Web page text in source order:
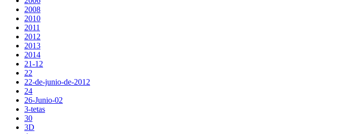
2008
2010
2011
2012
2013
2014
21-12
22
22-de-junio-de-2012
24
26-Junio-02
3-tetas
30
3D